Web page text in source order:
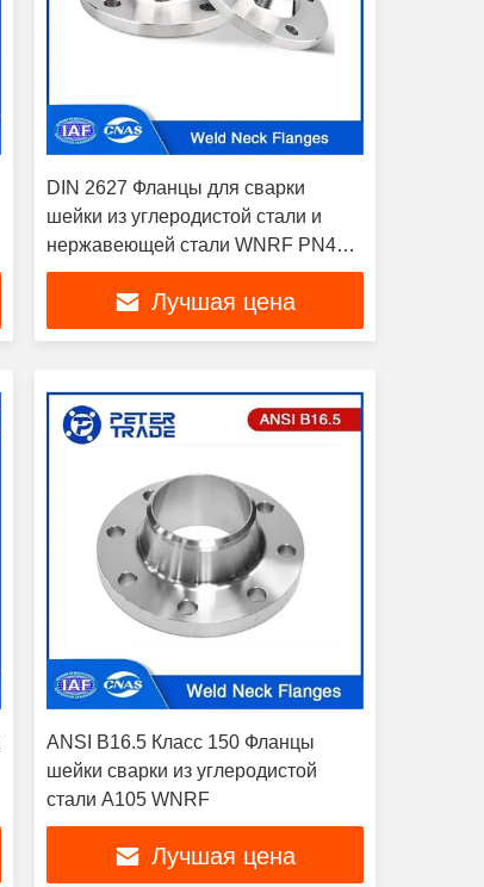
DIN 2627 Фланцы для сварки
шейки из углеродистой стали и
нержавеющей стали WNRF PN400
для промышленных целей
Лучшая цена
ANSI B16.5 Класс 150 Фланцы
шейки сварки из углеродистой
стали A105 WNRF
Лучшая цена